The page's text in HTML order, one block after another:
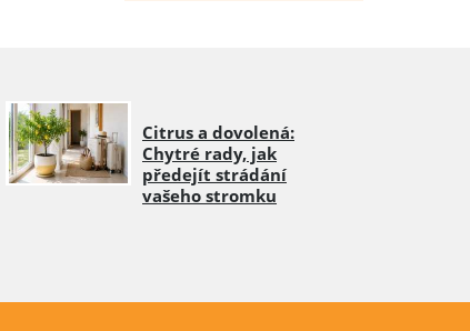
Citrus a dovolená:
Chytré rady, jak
předejít strádání
vašeho stromku